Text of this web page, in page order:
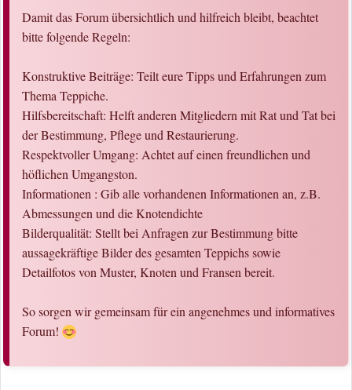
Damit das Forum übersichtlich und hilfreich bleibt, beachtet
bitte folgende Regeln:
Konstruktive Beiträge: Teilt eure Tipps und Erfahrungen zum
Thema Teppiche.
Hilfsbereitschaft: Helft anderen Mitgliedern mit Rat und Tat bei
der Bestimmung, Pflege und Restaurierung.
Respektvoller Umgang: Achtet auf einen freundlichen und
höflichen Umgangston.
Informationen : Gib alle vorhandenen Informationen an, z.B.
Abmessungen und die Knotendichte
Bilderqualität: Stellt bei Anfragen zur Bestimmung bitte
aussagekräftige Bilder des gesamten Teppichs sowie
Detailfotos von Muster, Knoten und Fransen bereit.
So sorgen wir gemeinsam für ein angenehmes und informatives
Forum!